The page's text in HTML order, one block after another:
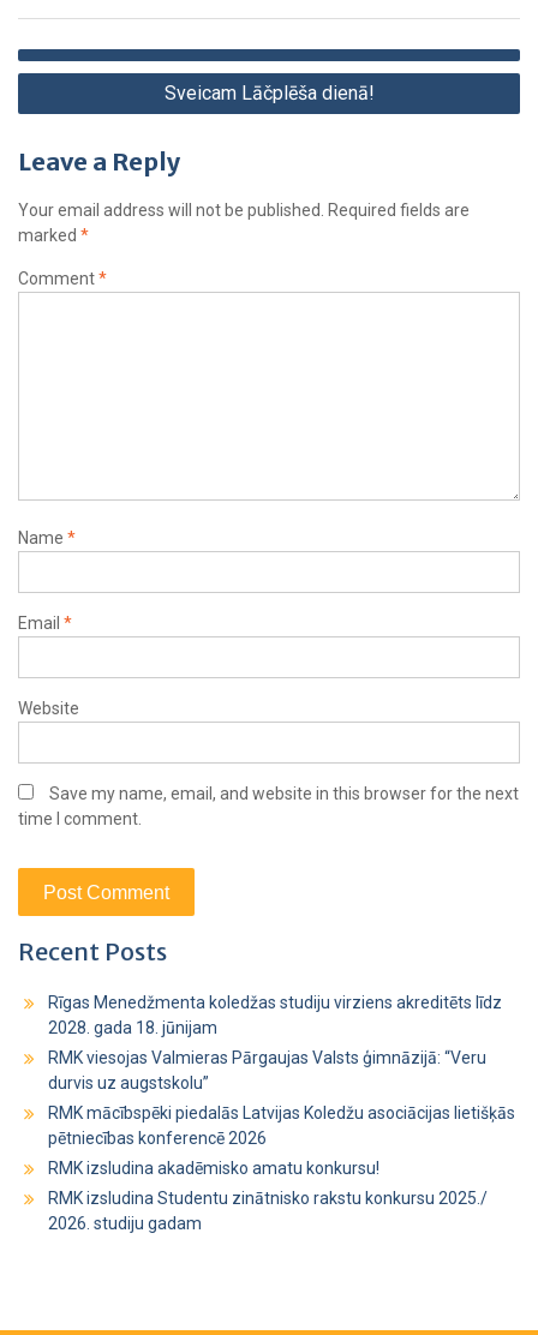
Sveicam Lāčplēša dienā!
Leave a Reply
Your email address will not be published.
Required fields are
marked *
Comment*
Name *
Email *
Website
Save my name, email, and website in this browser for the next
time I comment.
Recent Posts
Rīgas Menedžmenta koledžas studiju virziens akreditēts līdz
2028. gada 18. jūnijam
RMK viesojas Valmieras Pārgaujas Valsts ģimnāzijā: “Veru
durvis uz augstskolu”
RMK mācībspēki piedalās Latvijas Koledžu asociācijas lietišķās
pētniecības konferencē 2026
RMK izsludina akadēmisko amatu konkursu!
RMK izsludina Studentu zinātnisko rakstu konkursu 2025./
2026. studiju gadam